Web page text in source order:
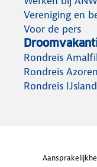
Vereniging en
Voor de pers
Rondreis
Rondreis Azoren
Rondreis IJsland